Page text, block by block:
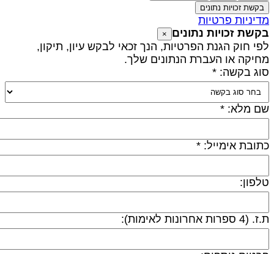
בקשת זכויות נתונים
פרטיות
זכויות נתונים
חוק הגנת הפרטיות, הנך זכאי לבקש עיון, תיקון,
או העברת הנתונים שלך.
בקשה: *
מלא: *
אימייל: *
ספרות אחרונות לאימות):